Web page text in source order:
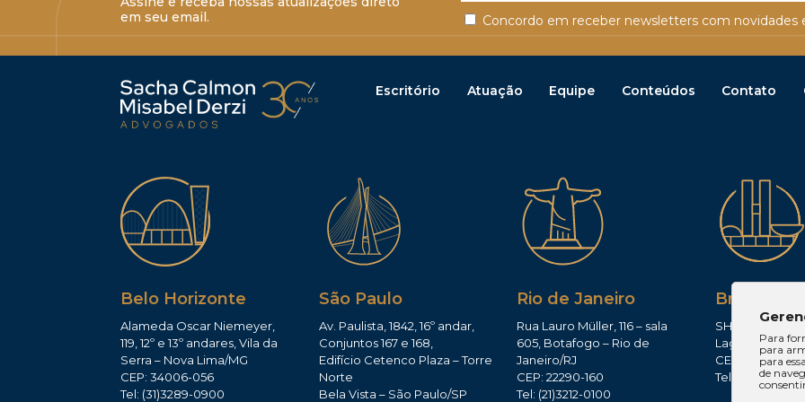
em seu email.
Concordo em receber newsletters com novidades
Escritório Atuação Equipe Conteúdos Contato
Belo Horizonte
Alameda Oscar Niemeyer,
119, 12º e 13º andares, Vila da
Serra – Nova Lima/MG
CEP: 34006-056
Tel: (31)3289-0900
São Paulo
Av. Paulista, 1842, 16º andar,
Conjuntos 167 e 168,
Edifício Cetenco Plaza – Torre
Norte
Bela Vista – São Paulo/SP
Rio de Janeiro
Rua Lauro Müller, 116 – sala
605, Botafogo – Rio de
Janeiro/RJ
CEP: 22290-160
Tel: (21)3212-0100
Brasília
SHIS QI 11,
Lago Sul –
CEP: 71625-300
Tel: (61)3224-
Para
para
para
de